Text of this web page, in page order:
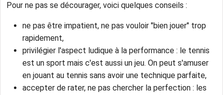
Pour ne pas se décourager, voici quelques conseils :
ne pas être impatient, ne pas vouloir "bien jouer" trop
rapidement,
privilégier l'aspect ludique à la performance : le tennis
est un sport mais c'est aussi un jeu. On peut s'amuser
en jouant au tennis sans avoir une technique parfaite,
accepter de rater, ne pas chercher la perfection : les